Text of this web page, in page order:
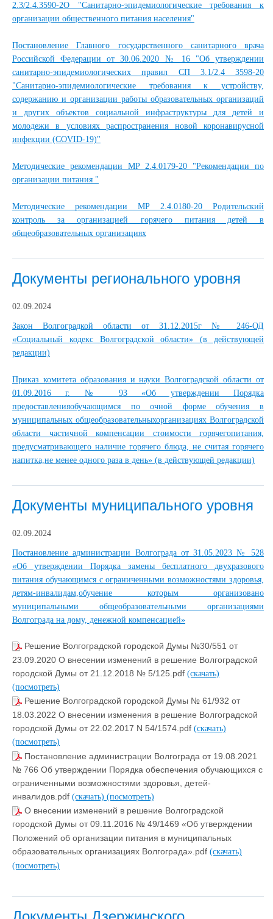
2.3/2.4.3590-2О "Санитарно-эпидемиологические требования к
организации общественного питания населения"
Постановление Главного государственного санитарного врача
Российской Федерации от 30.06.2020 № 16 "Об утверждении
санитарно-эпидемиологических правил СП 3.1/2.4 3598-20
"Санитарно-эпидемиологические требования к устройству,
содержанию и организации работы образовательных организаций
и других объектов социальной инфраструктуры для детей и
молодежи в условиях распространения новой коронавирусной
инфекции (COVID-19)"
Методические рекомендации МР 2.4.0179-20 "Рекомендации по
организации питания "
Методические рекомендации МР 2.4.0180-20 Родительский
контроль за организацией горячего питания детей в
общеобразовательных организациях
Документы регионального уровня
02.09.2024
Закон Волгоградкой области от 31.12.2015г № 246-ОД
«Социальный кодекс Волгоградской области» (в действующей
редакции)
Приказ комитета образования и науки Волгоградской области от
01.09.2016 г. № 93 «Об утверждении Порядка
предоставленияобучающимся по очной форме обучения в
муниципальных общеобразовательныхорганизациях Волгоградской
области частичной компенсации стоимости горячегопитания,
предусматривающего наличие горячего блюда, не считая горячего
напитка,не менее одного раза в день» (в действующей редакции)
Документы муниципального уровня
02.09.2024
Постановление администрации Волгограда от 31.05.2023 № 528
«Об утверждении Порядка замены бесплатного двухразового
питания обучающимся с ограниченными возможностями здоровья,
детям-инвалидам,обучение которым организовано
муниципальными общеобразовательными организациями
Волгограда на дому, денежной компенсацией»
Решение Волгоградской городской Думы №30/551 от
23.09.2020 О внесении изменений в решение Волгоградской
городской Думы от 21.12.2018 № 5/125.pdf (скачать)
(посмотреть)
Решение Волгоградской городской Думы № 61/932 от
18.03.2022 О внесении изменения в решение Волгоградской
городской Думы от 22.02.2017 N 54/1574.pdf (скачать)
(посмотреть)
Постановление администрации Волгограда от 19.08.2021
№ 766 Об утверждении Порядка обеспечения обучающихся с
ограниченными возможностями здоровья, детей-
инвалидов.pdf (скачать) (посмотреть)
О внесении изменений в решение Волгоградской
городской Думы от 09.11.2016 № 49/1469 «Об утверждении
Положений об организации питания в муниципальных
образовательных организациях Волгограда».pdf (скачать)
(посмотреть)